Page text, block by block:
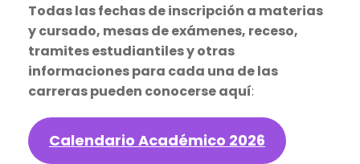
Todas las fechas de inscripción a materias
y cursado, mesas de exámenes, receso,
tramites estudiantiles y otras
informaciones para cada una de las
carreras pueden conocerse aquí:
Calendario Académico 2026